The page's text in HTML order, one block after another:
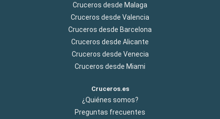
Cruceros desde Malaga
Cruceros desde Valencia
Cruceros desde Barcelona
Cruceros desde Alicante
Cruceros desde Venecia
Cruceros desde Miami
Cruceros.es
¿Quiénes somos?
Preguntas frecuentes